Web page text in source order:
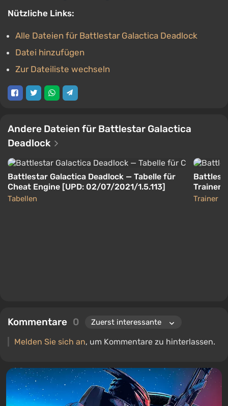
Nützliche Links:
Alle Dateien für Battlestar Galactica Deadlock
Datei hinzufügen
Zur Dateiliste wechseln
Andere Dateien für Battlestar Galactica
Deadlock
Battlestar Galactica Deadlock — Tabelle für
Cheat Engine [UPD: 02/07/2021/1.5.113]
Tabellen
Trainer/
Trainer
Kommentare 0
Melden Sie sich an, um Kommentare zu hinterlassen.